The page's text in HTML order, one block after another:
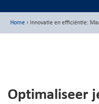
Home › Innovatie en efficiëntie:
Optimaliseer